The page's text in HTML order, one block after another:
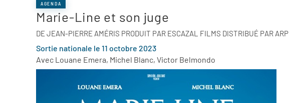
AGENDA
Marie-Line et son juge
DE JEAN-PIERRE AMÉRIS PRODUIT PAR ESCAZAL FILMS DISTRIBUÉ PAR ARP
Sortie nationale le 11 octobre 2023
Avec Louane Emera, Michel Blanc, Victor Belmondo